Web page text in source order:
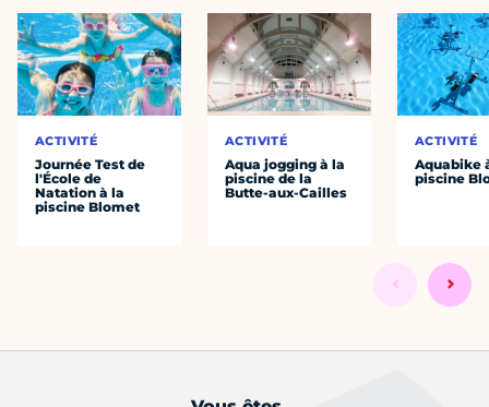
ACTIVITÉ
Journée Test de
l'École de
Natation à la
piscine Blomet
ACTIVITÉ
Aqua jogging à la
piscine de la
Butte-aux-Cailles
ACTIVITÉ
Aquabike
piscine